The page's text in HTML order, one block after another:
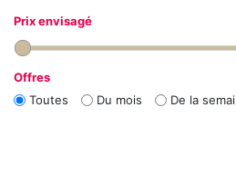
Prix envisagé
Offres
Toutes
Du mois De la